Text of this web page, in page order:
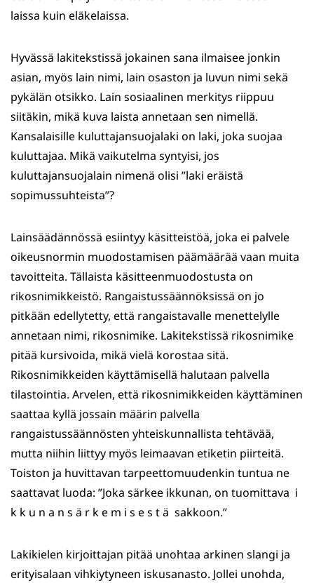
laissa kuin eläkelaissa.
Hyvässä lakitekstissä jokainen sana ilmaisee jonkin
asian, myös lain nimi, lain osaston ja luvun nimi sekä
pykälän otsikko. Lain sosiaalinen merkitys riippuu
siitäkin, mikä kuva laista annetaan sen nimellä.
Kansalaisille kuluttajansuojalaki on laki, joka suojaa
kuluttajaa. Mikä vaikutelma syntyisi, jos
kuluttajansuojalain nimenä olisi ”laki eräistä
sopimussuhteista”?
Lainsäädännössä esiintyy käsitteistöä, joka ei palvele
oikeusnormin muodostamisen päämäärää vaan muita
tavoitteita. Tällaista käsitteenmuodostusta on
rikosnimikkeistö. Rangaistussäännöksissä on jo
pitkään edellytetty, että rangaistavalle menettelylle
annetaan nimi, rikosnimike. Lakitekstissä rikosnimike
pitää kursivoida, mikä vielä korostaa sitä.
Rikosnimikkeiden käyttämisellä halutaan palvella
tilastointia. Arvelen, että rikosnimikkeiden käyttäminen
saattaa kyllä jossain määrin palvella
rangaistussäännösten yhteiskunnallista tehtävää,
mutta niihin liittyy myös leimaavan etiketin piirteitä.
Toiston ja huvittavan tarpeettomuudenkin tuntua ne
saattavat luoda: ”Joka särkee ikkunan, on tuomittava i
k k u n a n s ä r k e m i s e s t ä sakkoon.”
Lakikielen kirjoittajan pitää unohtaa arkinen slangi ja
erityisalaan vihkiytyneen iskusanasto. Jollei unohda,